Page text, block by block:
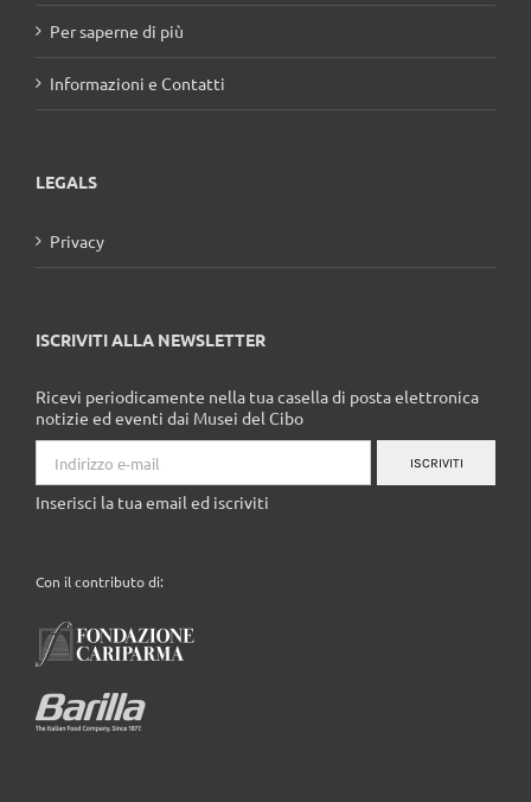
Per saperne di più
Informazioni e Contatti
LEGALS
Privacy
ISCRIVITI ALLA NEWSLETTER
Ricevi periodicamente nella tua casella di posta elettronica
notizie ed eventi dai Musei del Cibo
ISCRIVITI
Inserisci la tua email ed iscriviti
Con il contributo di: